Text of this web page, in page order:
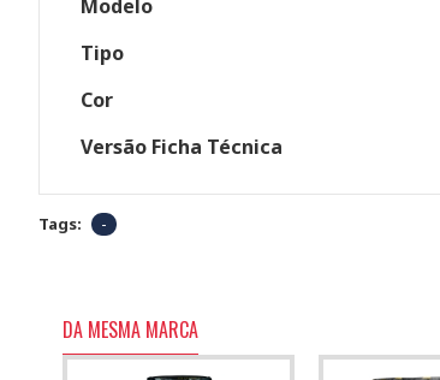
Modelo
Tipo
Cor
Versão Ficha Técnica
Tags: -
DA MESMA MARCA